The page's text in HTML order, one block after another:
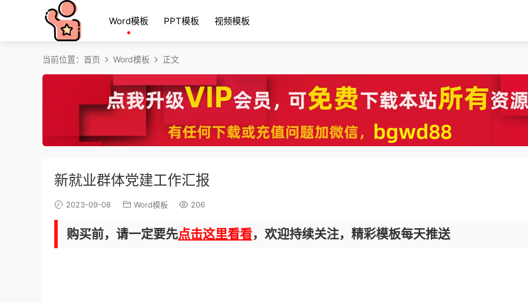
Word模板 PPT模板 视频模板
当前位置： 首页 Word模板 正文
新就业群体党建工作汇报
2023-09-08 Word模板 206
购买前，请一定要先点击这里看看，欢迎持续关注，精彩模板每天推送